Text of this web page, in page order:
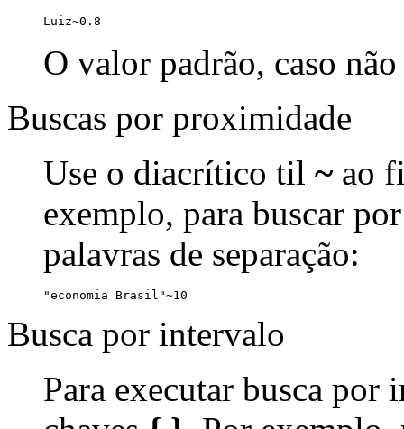
Luiz~0.8
O valor padrão, caso
Buscas por proximidade
Use o diacrítico til ~ ao
exemplo, para buscar
palavras de separação:
"economia Brasil"~10
Busca por intervalo
Para executar busca por